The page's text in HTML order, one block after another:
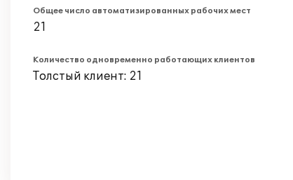
Общее число автоматизированных рабочих мест
21
Количество одновременно работающих клиентов
Толстый клиент: 21